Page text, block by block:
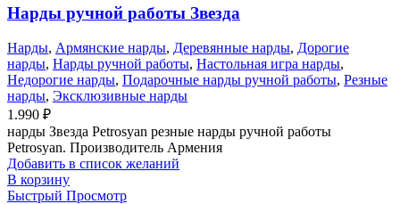
Нарды ручной работы Звезда
Нарды, Армянские нарды, Деревянные нарды, Дорогие
нарды, Нарды ручной работы, Настольная игра нарды,
Недорогие нарды, Подарочные нарды ручной работы, Резные
нарды, Эксклюзивные нарды
1.990 ₽
нарды Звезда Petrosyan резные нарды ручной работы
Petrosyan. Производитель Армения
Добавить в список желаний
В корзину
Быстрый Просмотр